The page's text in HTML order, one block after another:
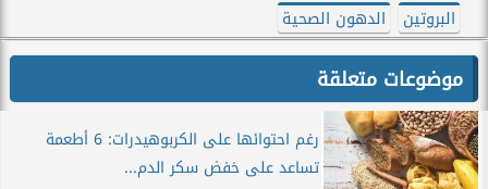
البروتين
الدهون الصحية
موضوعات متعلقة
رغم احتوائها على الكربوهيدرات: 6 أطعمة
تساعد على خفض سكر الدم...